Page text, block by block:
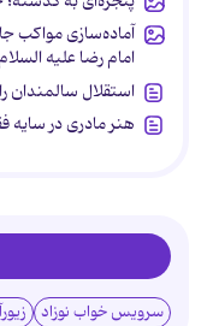
آماده‌سازی مواکب
امام رضا علیه السلام
استقلال سالمندان
هنر مادری در سایه‌
سرویس خواب نوزاد